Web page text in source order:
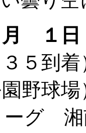
１日
３５
園野球場
ーグ 湘